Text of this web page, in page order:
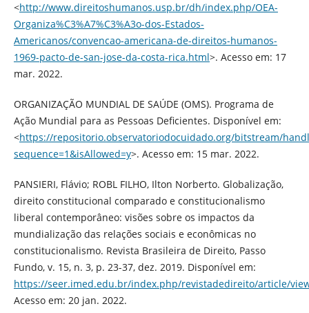
<http://www.direitoshumanos.usp.br/dh/index.php/OEA-
Organiza%C3%A7%C3%A3o-dos-Estados-
Americanos/convencao-americana-de-direitos-humanos-
1969-pacto-de-san-jose-da-costa-rica.html>. Acesso em: 17
mar. 2022.
ORGANIZAÇÃO MUNDIAL DE SAÚDE (OMS). Programa de
Ação Mundial para as Pessoas Deficientes. Disponível em:
<https://repositorio.observatoriodocuidado.org/bitstream/
sequence=1&isAllowed=y>. Acesso em: 15 mar. 2022.
PANSIERI, Flávio; ROBL FILHO, Ilton Norberto. Globalização,
direito constitucional comparado e constitucionalismo
liberal contemporâneo: visões sobre os impactos da
mundialização das relações sociais e econômicas no
constitucionalismo. Revista Brasileira de Direito, Passo
Fundo, v. 15, n. 3, p. 23-37, dez. 2019. Disponível em:
https://seer.imed.edu.br/index.php/revistadedireito/article/
Acesso em: 20 jan. 2022.